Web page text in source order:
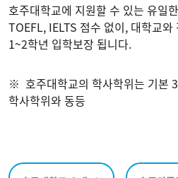
호주대학교에 지원할 수 있는 유일
TOEFL, IELTS 점수 없이, 대학교
1~2학년 입학보장 됩니다.
※ 호주대학교의 학사학위는 기본
학사학위와 동등